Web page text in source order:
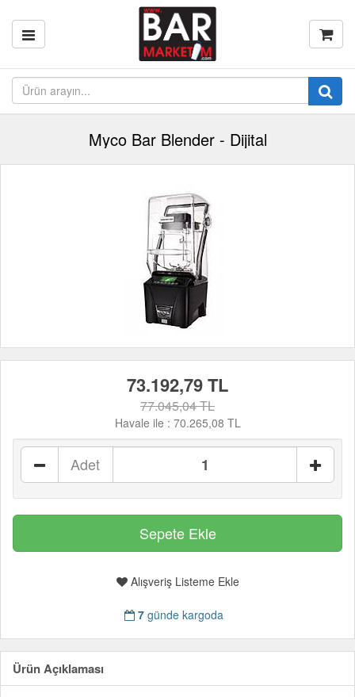
Myco Bar Blender - Dijital
73.192,79 TL
77.045,04 TL
Havale ile : 70.265,08 TL
Adet
Alışveriş Listeme Ekle
7günde kargoda
Ürün Açıklaması